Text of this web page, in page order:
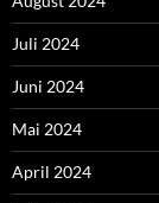
Juli 2024
Juni 2024
Mai 2024
April 2024